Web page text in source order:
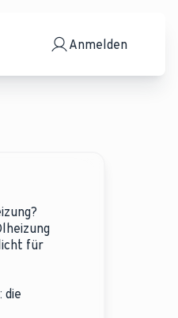
Anmelden
für
die